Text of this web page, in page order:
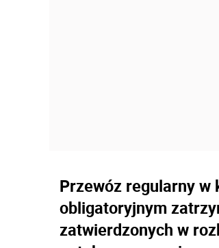
Przewóz regularny
obligatoryjnym
zatwierdzonych w